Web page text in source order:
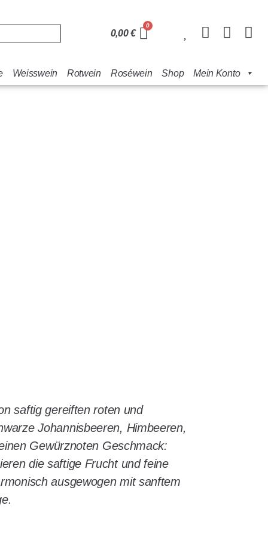
0,00€
Weisswein Rotwein Roséwein Shop Mein Konto
saftig gereiften roten und
Johannisbeeren, Himbeeren,
Gewürznoten Geschmack:
die saftige Frucht und feine
ausgewogen mit sanftem